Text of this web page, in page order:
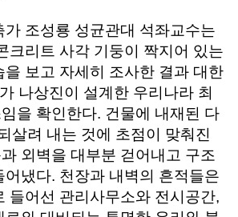
가 조성룡 성균관대 석좌교수는
크리트 사각 기둥이 짝지어 있는
을 보고 자세히 조사한 결과 대한
나상진이 설계한 우리나라 최
을 확인한다. 건물에 내재된 다
살려 내는 것에 초점이 맞춰진
외벽을 대부분 걷어내고 구조
어냈다. 천장과 내벽의 흔적들은
들어선 관리사무소와 전시공간,